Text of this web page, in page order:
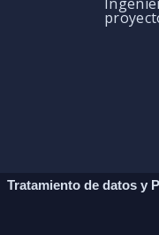
Tratamiento de datos y